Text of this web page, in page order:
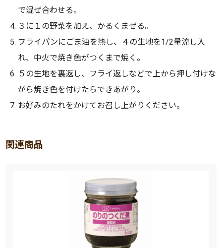
で混ぜ合わせる。
３に１の野菜を加え、かるくまぜる。
フライパンにごま油を熱し、４の生地を1/2量流し入
れ、中火で焼き色がつくまで焼く。
５の生地を裏返し、フライ返しなどで上から押し付けな
がら焼き色を付けたらできあがり。
お好みのたれをかけてお召し上がりください。
関連商品